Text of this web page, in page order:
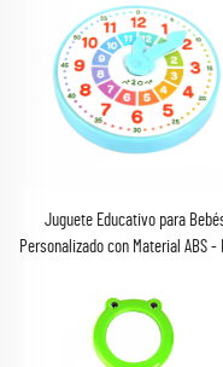
Juguete Educativo para
Personalizado con Material ABS -
Aprender la Hora - Juguetes
Educativos